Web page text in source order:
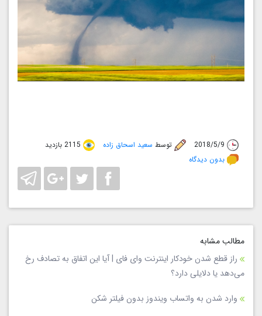
2018/5/9 توسطسعید اسحاق زاده
2115 بازدید
بدون دیدگاه
مطالب مشابه
راز قطع شدن خودکار اینترنت وای فای | آیا این اتفاق به تصادف رخ
می‌دهد یا دلایلی دارد؟
وارد شدن به واتساب ویندوز بدون فیلتر شکن